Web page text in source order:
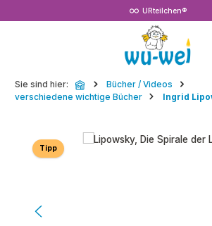
URteilchen®
Sie sind hier:
Bücher / Videos
verschiedene wichtige Bücher
Ingrid
Bildergalerie überspringen
Tipp